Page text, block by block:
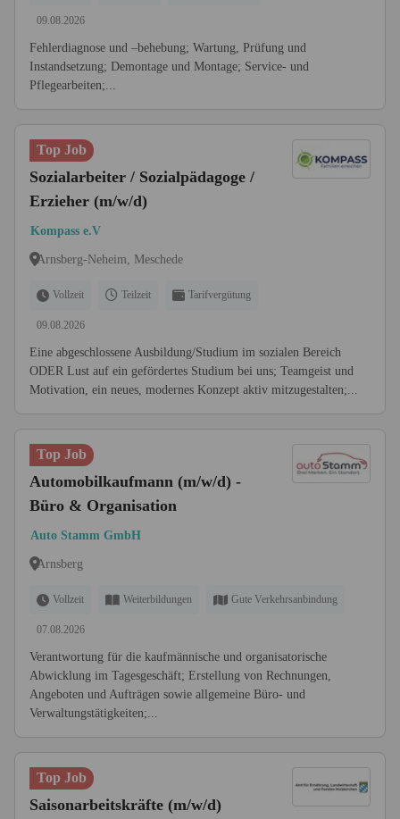
09.08.2026
Fehlerdiagnose und –behebung; Wartung, Prüfung und
Instandsetzung; Demontage und Montage; Service- und
Pflegearbeiten;...
Top Job
Sozialarbeiter / Sozialpädagoge /
Erzieher (m/w/d)
Kompass e.V
Arnsberg-Neheim, Meschede
Vollzeit Teilzeit Tarifvergütung
09.08.2026
Eine abgeschlossene Ausbildung/Studium im sozialen Bereich
ODER Lust auf ein gefördertes Studium bei uns; Teamgeist und
Motivation, ein neues, modernes Konzept aktiv mitzugestalten;...
Top Job
Automobilkaufmann (m/w/d) -
Büro & Organisation
Auto Stamm GmbH
Arnsberg
Vollzeit Weiterbildungen Gute Verkehrsanbindung
07.08.2026
Verantwortung für die kaufmännische und organisatorische
Abwicklung im Tagesgeschäft; Erstellung von Rechnungen,
Angeboten und Aufträgen sowie allgemeine Büro- und
Verwaltungstätigkeiten;...
Top Job
Saisonarbeitskräfte (m/w/d)